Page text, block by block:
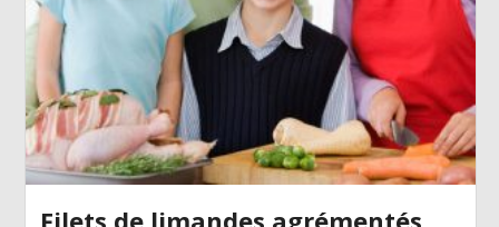
Filets de limandes agrémentés